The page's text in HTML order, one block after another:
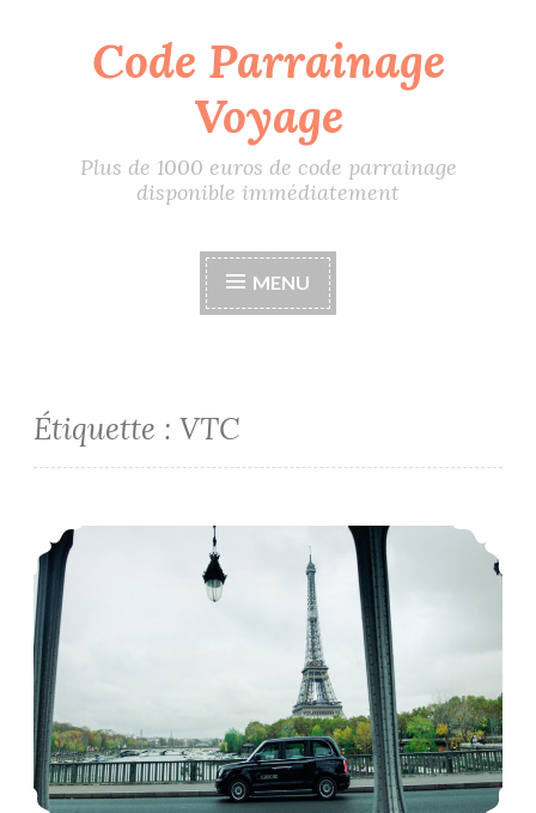
AccéderCode Parrainage
Voyage
Plus de 1000 euros de code parrainage
disponible immédiatement
MENU
Étiquette : VTC
Code parrainage VTC CaoCao à Paris, 50 euros offert